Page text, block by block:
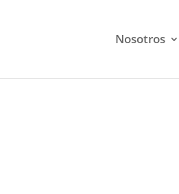
Nosotros